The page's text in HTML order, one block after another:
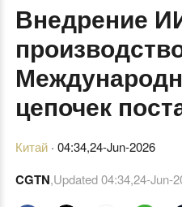
Внедрение
цепочек
Китай· 04:34,24-Jun-2026
CGTN,Updated04:34,24-Jun-